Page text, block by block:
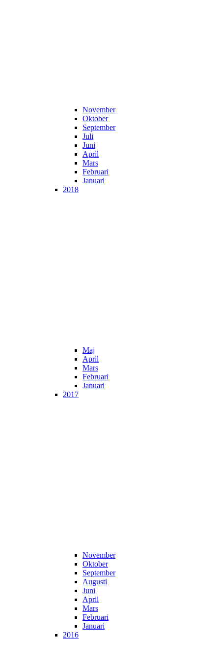
November
Oktober
September
Juli
Juni
April
Mars
Februari
Januari
2018
Maj
April
Mars
Februari
Januari
2017
November
Oktober
September
Augusti
Juni
April
Mars
Februari
Januari
2016